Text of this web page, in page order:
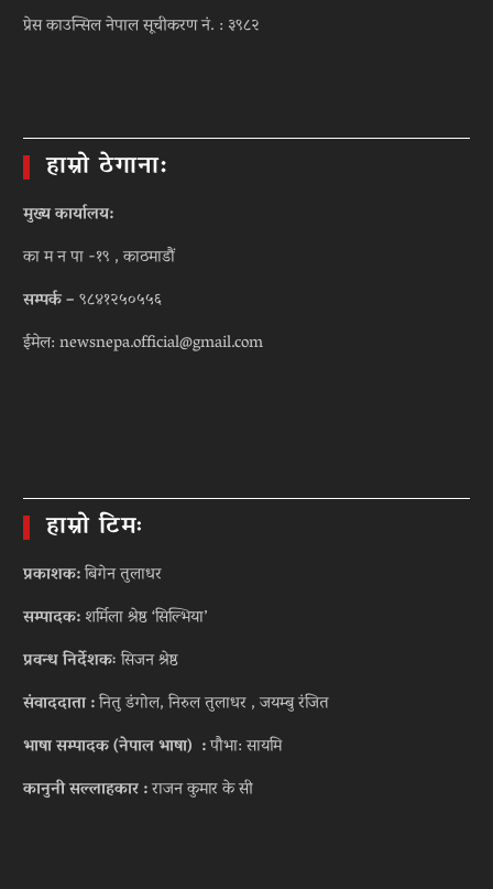
प्रेस काउन्सिल नेपाल सूचीकरण नं. : ३९८२
हाम्रो ठेगाना:
मुख्य कार्यालय:
का म न पा -१९ , काठमाडौं
सम्पर्क –९८४१२५०५५६
ईमेल: newsnepa.official@gmail.com
हाम्रो टिमः
प्रकाशक:बिगेन तुलाधर
सम्पादक:शर्मिला श्रेष्ठ ‘सिल्भिया’
प्रवन्ध निर्देशकःसिजन श्रेष्ठ
संवाददाता :नितु डंगोल, निरुल तुलाधर , जयम्बु रंजित
भाषा सम्पादक (नेपाल भाषा) :पौभा: सायमि
कानुनी सल्लाहकार :राजन कुमार के सी